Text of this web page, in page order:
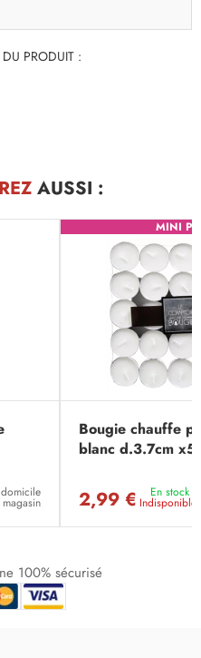
PRODUIT :
AUSSI :
MINI
Bougie chauffe
blanc d.3.7cm
2,99 € En stock
Indisponible
100% sécurisé